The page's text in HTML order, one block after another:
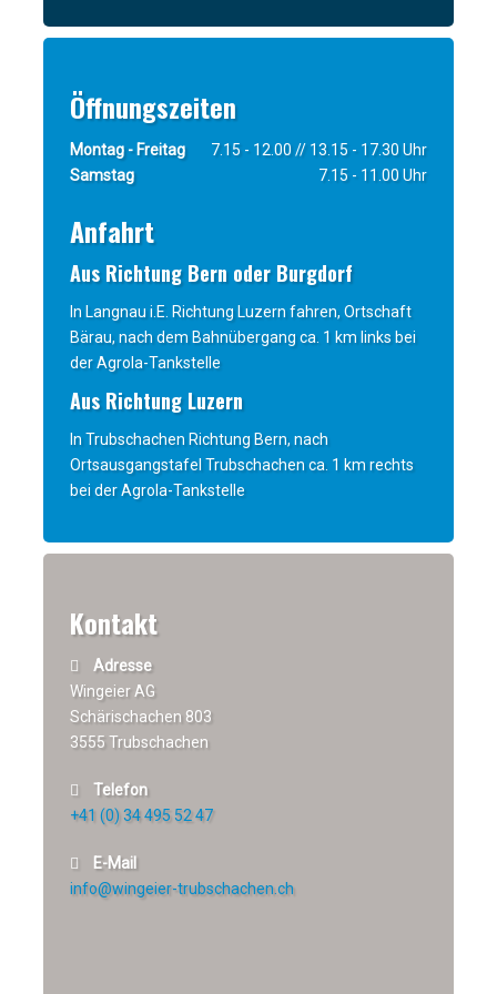
Öffnungszeiten
Montag - Freitag
7.15 - 12.00 // 13.15 - 17.30 Uhr
Samstag
7.15 - 11.00 Uhr
Anfahrt
Aus Richtung Bern oder Burgdorf
In Langnau i.E. Richtung Luzern fahren, Ortschaft
Bärau, nach dem Bahnübergang ca. 1 km links bei
der Agrola-Tankstelle
Aus Richtung Luzern
In Trubschachen Richtung Bern, nach
Ortsausgangstafel Trubschachen ca. 1 km rechts
bei der Agrola-Tankstelle
Kontakt
Adresse
Wingeier AG
Schärischachen 803
3555 Trubschachen
Telefon
+41 (0) 34 495 52 47
E-Mail
info@wingeier-trubschachen.ch